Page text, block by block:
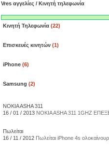
Vres αγγελίες / Κινητή τηλεφωνία
Κινητή Τηλεφωνία (22)
Επισκευές κινητών (1)
iPhone (6)
Samsung (2)
NOKIA ASHA 311
16 / 01 / 2013 NOKIA ASHA 311 1GHZ
Πωλείται
16 / 11 / 2012 Πωλείται iPhone 4s